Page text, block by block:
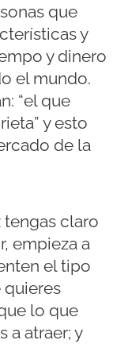
que
y
y dinero
el mundo.
“el que
y esto
de la
tengas claro
empieza a
el tipo
quieres
lo que
a atraer; y